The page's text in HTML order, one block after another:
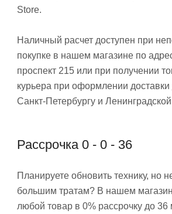
Store.
Наличный расчет доступен при
покупке в нашем магазине по
проспект 215 или при получении
курьера при оформлении
Санкт-Петербургу и
Рассрочка 0 - 0 - 36
Планируете обновить технику, но
большим тратам? В нашем
любой товар в 0% рассрочку до 36